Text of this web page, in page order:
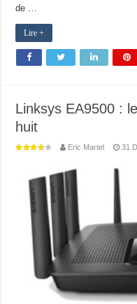
de …
Lire +
Linksys EA9500 :
huit
Eric Martel 31